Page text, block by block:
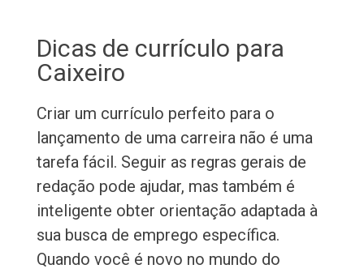
Dicas de currículo para
Caixeiro
Criar um currículo perfeito para o
lançamento de uma carreira não é uma
tarefa fácil. Seguir as regras gerais de
redação pode ajudar, mas também é
inteligente obter orientação adaptada à
sua busca de emprego específica.
Quando você é novo no mundo do